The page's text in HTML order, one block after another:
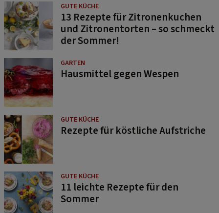
GUTE KÜCHE
13 Rezepte für Zitronenkuchen
und Zitronentorten – so schmeckt
der Sommer!
GARTEN
Hausmittel gegen Wespen
GUTE KÜCHE
Rezepte für köstliche Aufstriche
GUTE KÜCHE
11 leichte Rezepte für den
Sommer